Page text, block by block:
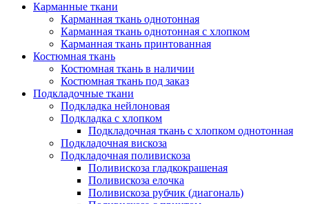
Карманные ткани
Карманная ткань однотонная
Карманная ткань однотонная с хлопком
Карманная ткань принтованная
Костюмная ткань
Костюмная ткань в наличии
Костюмная ткань под заказ
Подкладочные ткани
Подкладка нейлоновая
Подкладка с хлопком
Подкладочная ткань с хлопком однотонная
Подкладочная вискоза
Подкладочная поливискоза
Поливискоза гладкокрашеная
Поливискоза елочка
Поливискоза рубчик (диагональ)